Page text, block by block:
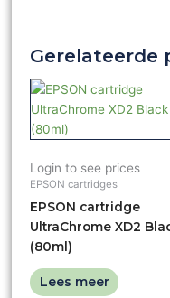
Gerelateerde
Login to see prices
EPSON cartridges
EPSON cartridge
UltraChrome XD2
(80ml)
Lees meer